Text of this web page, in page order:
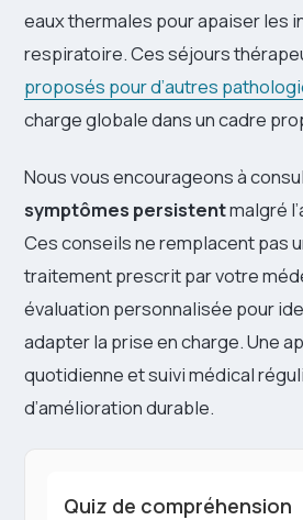
eaux thermales pour apaiser les
respiratoire. Ces séjours
proposés pour d’autres
charge globale dans un cadre
Nous vous encourageons à
symptômes persistentmalgré
Ces conseils ne remplacent pas
traitement prescrit par votre
évaluation personnalisée pour
adapter la prise en charge. Une
quotidienne et suivi médical
d’amélioration durable.
Quiz de compréhension